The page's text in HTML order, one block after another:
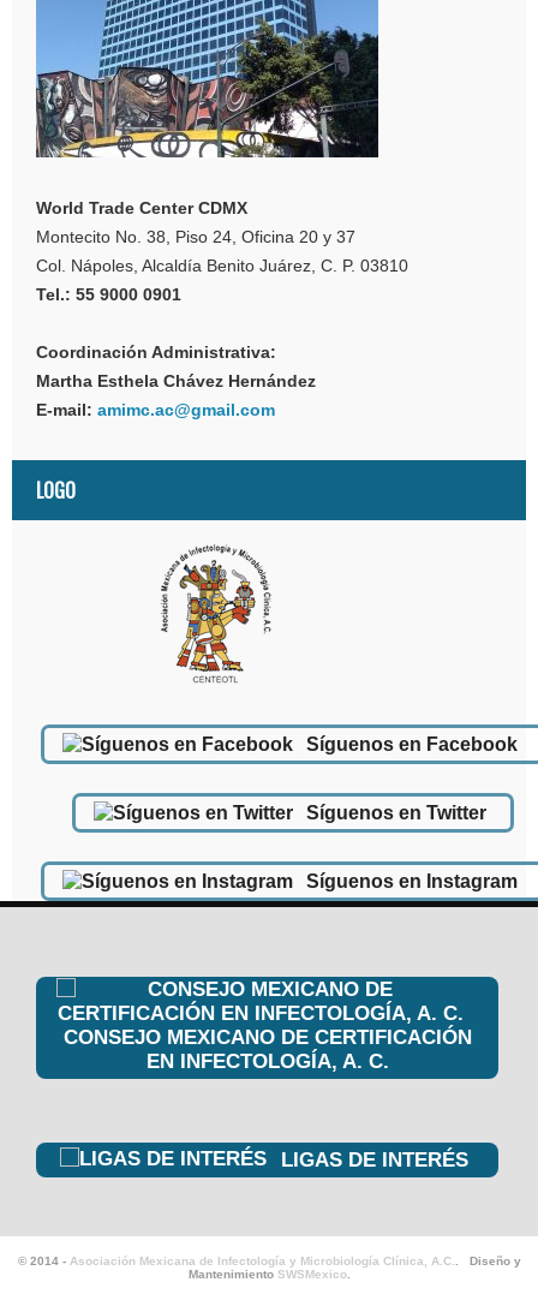
World Trade Center CDMX
Montecito No. 38, Piso 24, Oficina 20 y 37
Col. Nápoles, Alcaldía Benito Juárez, C. P. 03810
Tel.: 55 9000 0901
Coordinación Administrativa:
Martha Esthela Chávez Hernández
E-mail: amimc.ac@gmail.com
LOGO
Síguenos en Facebook
Síguenos en Twitter
Síguenos en Instagram
CONSEJO MEXICANO DE CERTIFICACIÓN
EN INFECTOLOGÍA, A. C.
LIGAS DE INTERÉS
© 2014 - Asociación Mexicana de Infectología y Microbiología Clínica, A.C.
. Diseño y
Mantenimiento SWSMexico.